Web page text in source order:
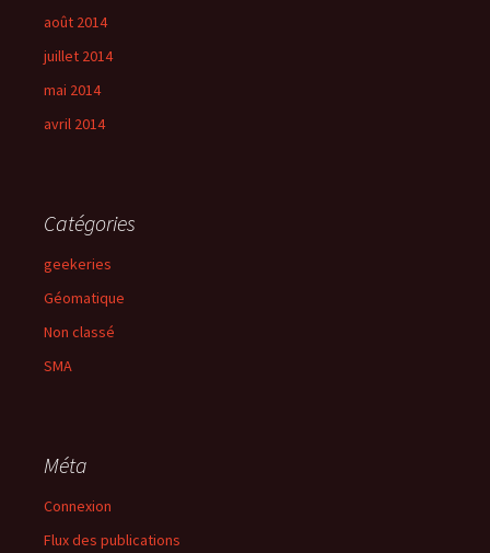
août 2014
juillet 2014
mai 2014
avril 2014
Catégories
geekeries
Géomatique
Non classé
SMA
Méta
Connexion
Flux des publications